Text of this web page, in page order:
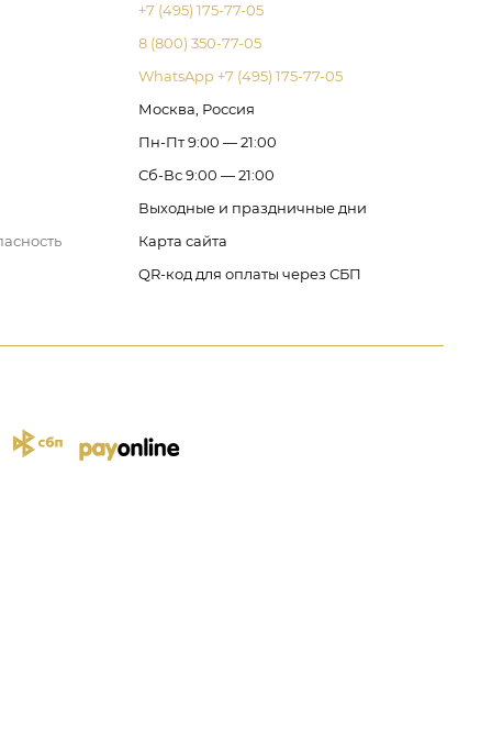
+7 (495) 175-77-05
8 (800) 350-77-05
WhatsApp +7 (495) 175-77-05
Москва, Россия
Пн-Пт 9:00 — 21:00
Сб-Вс 9:00 — 21:00
Выходные и праздничные дни
Карта сайта
QR-код для оплаты через СБП